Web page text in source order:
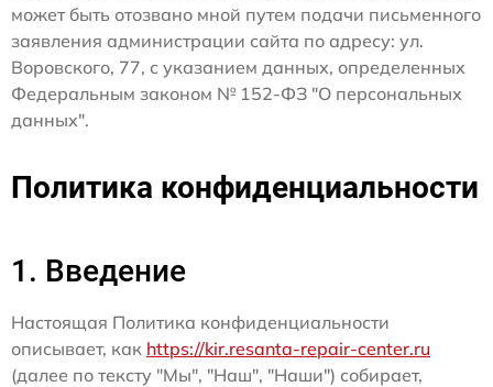
может быть отозвано мной путем подачи письменного
заявления администрации сайта по адресу: ул.
Воровского, 77, с указанием данных, определенных
Федеральным законом № 152-ФЗ "О персональных
данных".
Политика конфиденциальности
1. Введение
Настоящая Политика конфиденциальности
описывает, как https://kir.resanta-repair-center.ru
(далее по тексту "Мы", "Наш", "Наши") собирает,